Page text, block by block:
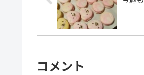
コメント